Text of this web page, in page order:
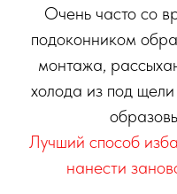
Очень часто со
подоконником
монтажа,
холода из под
Лучший способ
нанести